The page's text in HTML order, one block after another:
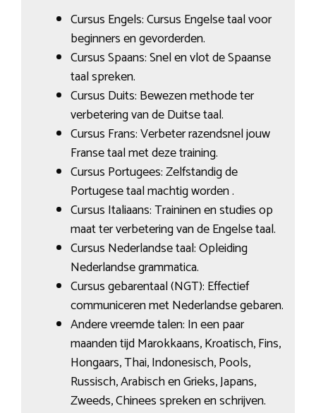
Cursus Engels: Cursus Engelse taal voor
beginners en gevorderden.
Cursus Spaans: Snel en vlot de Spaanse
taal spreken.
Cursus Duits: Bewezen methode ter
verbetering van de Duitse taal.
Cursus Frans: Verbeter razendsnel jouw
Franse taal met deze training.
Cursus Portugees: Zelfstandig de
Portugese taal machtig worden .
Cursus Italiaans: Traininen en studies op
maat ter verbetering van de Engelse taal.
Cursus Nederlandse taal: Opleiding
Nederlandse grammatica.
Cursus gebarentaal (NGT): Effectief
communiceren met Nederlandse gebaren.
Andere vreemde talen: In een paar
maanden tijd Marokkaans, Kroatisch, Fins,
Hongaars, Thai, Indonesisch, Pools,
Russisch, Arabisch en Grieks, Japans,
Zweeds, Chinees spreken en schrijven.